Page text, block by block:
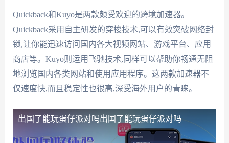
Quickback和Kuyo是两款颇受欢迎的跨境加速器。
Quickback采用自主研发的穿梭技术,可以有效突破网络封
锁,让你能迅速访问国内各大视频网站、游戏平台、应用
商店等。Kuyo则运用飞驰技术,同样可以帮助你畅通无阻
地浏览国内各类网站和使用应用程序。这两款加速器不
仅速度快,而且稳定性也很高,深受海外用户的青睐。
出国了能玩蛋仔派对吗出国了能玩蛋仔派对吗